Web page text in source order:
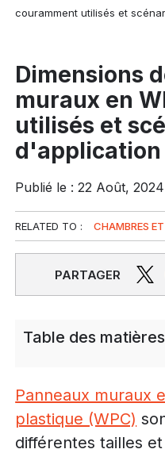
couramment utilisés et
Dimensions
muraux en
utilisés et
d'application
Publié le : 22 Août, 2024
RELATED TO : CHAMBRES
PARTAGER
Table des matières
Panneaux muraux
plastique (WPC)
différentes tailles